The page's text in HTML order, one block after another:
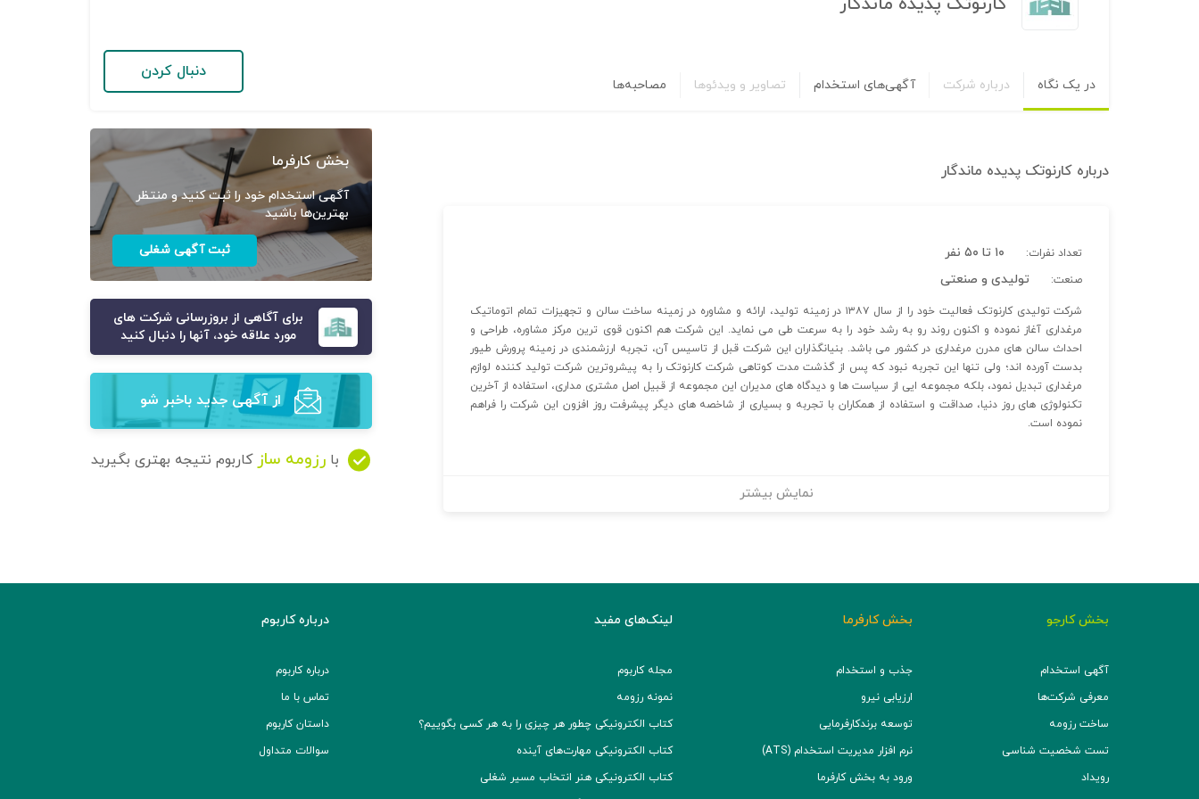
در یک نگاه درباره شرکت آگهی‌های استخدام تصاویر و ویدئوها مصاحبه‌ها
دنبال کردن
درباره کارنوتک پدیده ماندگار
تعداد نفرات: ۱۰ تا ۵۰ نفر
صنعت: تولیدی و صنعتی
شرکت تولیدی کارنوتک فعالیت خود را از سال ۱۳۸۷ در زمینه تولید، ارائه و مشاوره در زمینه ساخت سالن و تجهیزات تمام اتوماتیک
مرغداری آغاز نموده و اکنون روند رو به رشد خود را به سرعت طی می نماید. این شرکت هم اکنون قوی ترین مرکز مشاوره، طراحی و
احداث سالن های مدرن مرغداری در کشور می باشد. بنیانگذاران این شرکت قبل از تاسیس آن، تجربه ارزشمندی در زمینه پرورش طیور
بدست آورده اند؛ ولی تنها این تجربه نبود که پس از گذشت مدت کوتاهی شرکت کارنوتک را به پیشروترین شرکت تولید کننده لوازم
مرغداری تبدیل نمود، بلکه مجموعه ایی از سیاست ها و دیدگاه های مدیران این مجموعه از قبیل اصل مشتری مداری، استفاده از آخرین
تکنولوژی های روز دنیا، صداقت و استفاده از همکاران با تجربه و بسیاری از شاخصه های دیگر پیشرفت روز افزون این شرکت را فراهم
نموده است.
نمایش بیشتر
بخش کارفرما
آگهی استخدام خود را ثبت کنید و منتظر
بهترین‌ها باشید
ثبت آگهی شغلی
برای آگاهی از بروزرسانی شرکت های
مورد علاقه خود، آنها را دنبال کنید
از آگهی‌ جدید باخبر شو
با رزومه ساز کاربوم نتیجه بهتری بگیرید
بخش کارجو
آگهی استخدام
معرفی شرکت‌ها
ساخت رزومه
تست شخصیت شناسی
رویداد
بخش کارفرما
جذب و استخدام
ارزیابی نیرو
توسعه برند‌کارفرمایی
نرم افزار مدیریت استخدام (ATS)
ورود به بخش کارفرما
لینک‌های مفید
مجله کاربوم
نمونه رزومه
کتاب الکترونیکی چطور هر چیزی را به هر کسی بگوییم؟
کتاب الکترونیکی مهارت‌های آینده
کتاب الکترونیکی هنر انتخاب مسیر شغلی
درباره کاربوم
درباره کاربوم
تماس با ما
داستان کاربوم
سوالات متداول